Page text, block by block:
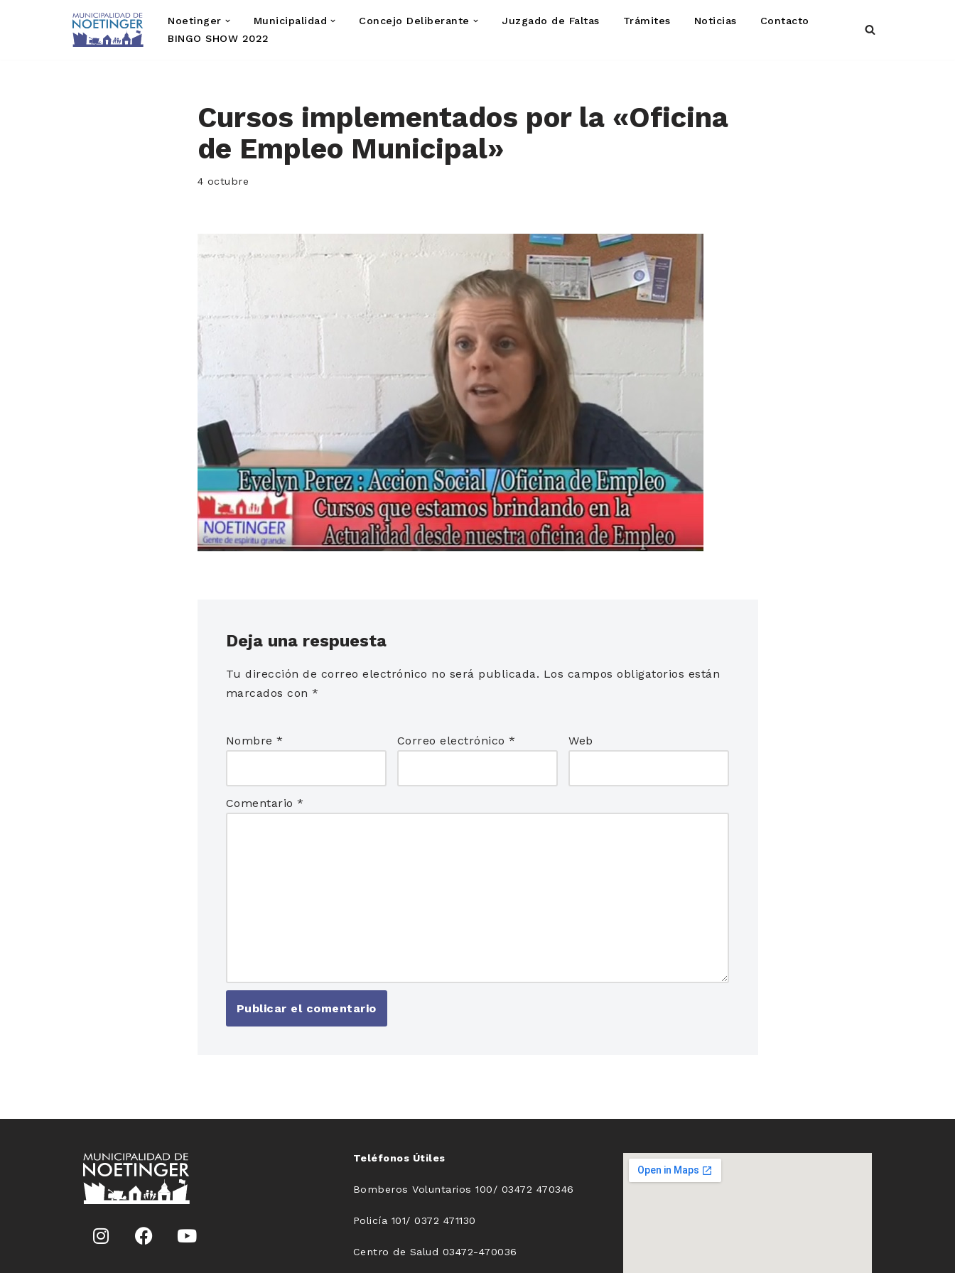
Noetinger Municipalidad Concejo Deliberante Juzgado de Faltas Trámites Noticias
Contacto
BINGO SHOW 2022
Cursos implementados por la «Oficina
de Empleo Municipal»
4 octubre
Deja una respuesta
Tu dirección de correo electrónico no será publicada. Los campos obligatorios están
marcados con *
Nombre * Correo electrónico* Web
Comentario *
Teléfonos Útiles
Bomberos Voluntarios 100/ 03472 470346
Policía 101/ 0372 471130
Centro de Salud 03472-470036